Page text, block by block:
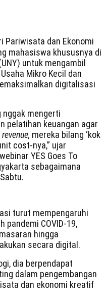
Pariwisata dan Ekonomi
mahasiswa khususnya di
untuk mengambil
Mikro Kecil dan
digitalisasi
nggak mengerti
pelatihan keuangan agar
revenue, mereka bilang ‘kok
cost-nya,” ujar
YES Goes To
sebagaimana
turut mempengaruhi
pandemi COVID-19,
hingga
secara digital.
dia berpendapat
dalam pengembangan
dan ekonomi kreatif